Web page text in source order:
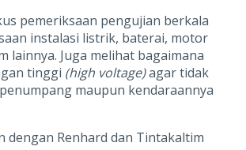
pemeriksaan pengujian berkala
instalasi listrik, baterai, motor
lainnya. Juga melihat bagaimana
tinggi (high voltage)agar tidak
maupun kendaraannya
dengan Renhard dan Tintakaltim